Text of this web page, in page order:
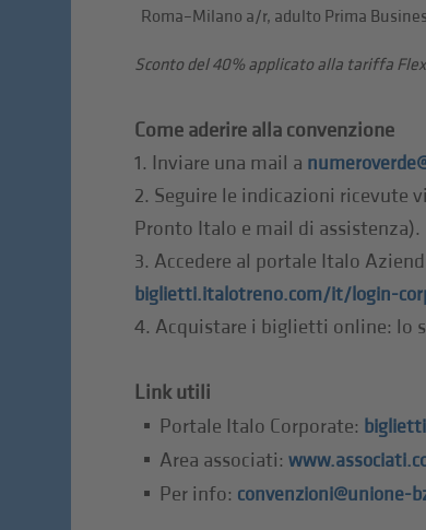
Roma–Milano a/r, adulto Prima
Sconto del 40% applicato alla tariffa
Come aderire alla convenzione
1. Inviare una mail a
2. Seguire le indicazioni ricevute
Pronto Italo e mail di assistenza).
3. Accedere al portale Italo
biglietti.italotreno.com/it/login-
4. Acquistare i biglietti online: lo
Link utili
Portale Italo Corporate:
Area associati:
Per info: convenzioni@unione-